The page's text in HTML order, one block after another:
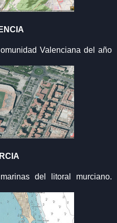
Valenciana del año
del litoral murciano.